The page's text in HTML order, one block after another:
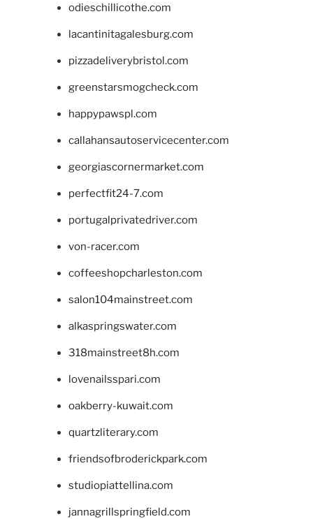
odieschillicothe.com
lacantinitagalesburg.com
pizzadeliverybristol.com
greenstarsmogcheck.com
happypawspl.com
callahansautoservicecenter.com
georgiascornermarket.com
perfectfit24-7.com
portugalprivatedriver.com
von-racer.com
coffeeshopcharleston.com
salon104mainstreet.com
alkaspringswater.com
318mainstreet8h.com
lovenailsspari.com
oakberry-kuwait.com
quartzliterary.com
friendsofbroderickpark.com
studiopiattellina.com
jannagrillspringfield.com